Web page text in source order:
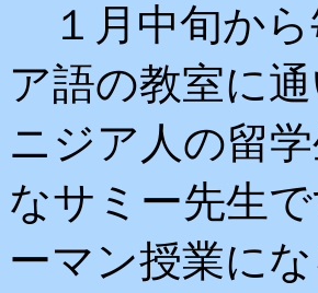
１月中旬から
ア語の教室に
ニジア人の留
なサミー先生
ーマン授業に